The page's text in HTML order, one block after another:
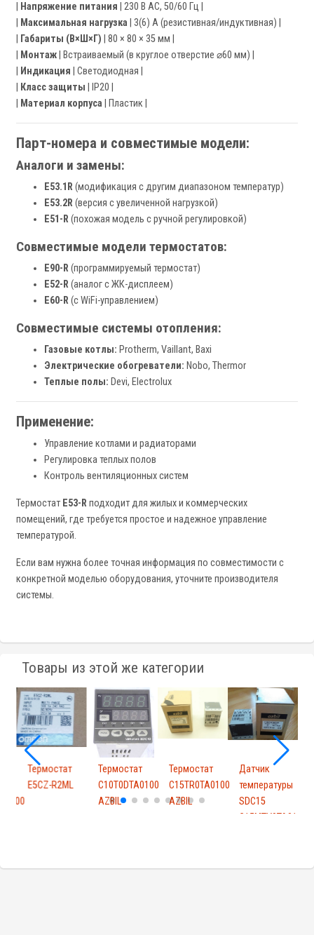
Напряжение питания | 230 В AC, 50/60 Гц |
Максимальная нагрузка | 3(6) А (резистивная/индуктивная) |
Габариты (В×Ш×Г) | 80 × 80 × 35 мм |
Монтаж | Встраиваемый (в круглое отверстие ⌀60 мм) |
Индикация | Светодиодная |
Класс защиты | IP20 |
Материал корпуса | Пластик |
Парт-номера и совместимые модели:
Аналоги и замены:
E53.1R (модификация с другим диапазоном температур)
E53.2R (версия с увеличенной нагрузкой)
E51-R (похожая модель с ручной регулировкой)
Совместимые модели термостатов:
E90-R (программируемый термостат)
E52-R (аналог с ЖК-дисплеем)
E60-R (с WiFi-управлением)
Совместимые системы отопления:
Газовые котлы: Protherm, Vaillant, Baxi
Электрические обогреватели: Nobo, Thermor
Теплые полы: Devi, Electrolux
Применение:
Управление котлами и радиаторами
Регулировка теплых полов
Контроль вентиляционных систем
Термостат E53-R подходит для жилых и коммерческих
помещений, где требуется простое и надежное управление
температурой.
Если вам нужна более точная информация по совместимости с
конкретной моделью оборудования, уточните производителя
системы.
Товары из этой же категории
Термостат
E5CZ-R2ML
Термостат
C10T0DTA0100
AZBIL
Термостат
C15TR0TA0100
AZBIL
Датчик
температуры
SDC15
C15MTV0TA0100